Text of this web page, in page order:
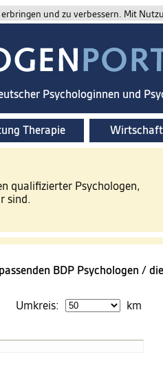
und zu verbessern. Mit
Psychologinnen und
Therapie
qualifizierter Psychologen,
sind.
BDP Psychologen /
Umkreis: km